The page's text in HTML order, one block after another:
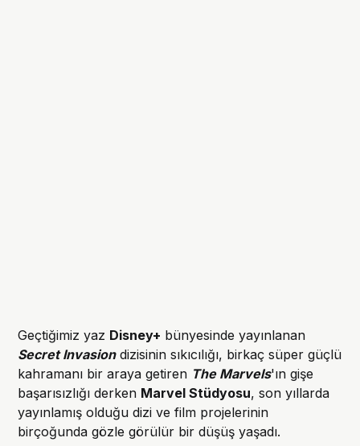
Geçtiğimiz yaz Disney+ bünyesinde yayınlanan
Secret Invasiondizisinin sıkıcılığı, birkaç süper güçlü
kahramanı bir araya getiren The Marvels'ın gişe
başarısızlığı derken Marvel Stüdyosu, son yıllarda
yayınlamış olduğu dizi ve film projelerinin
birçoğunda gözle görülür bir düşüş yaşadı.